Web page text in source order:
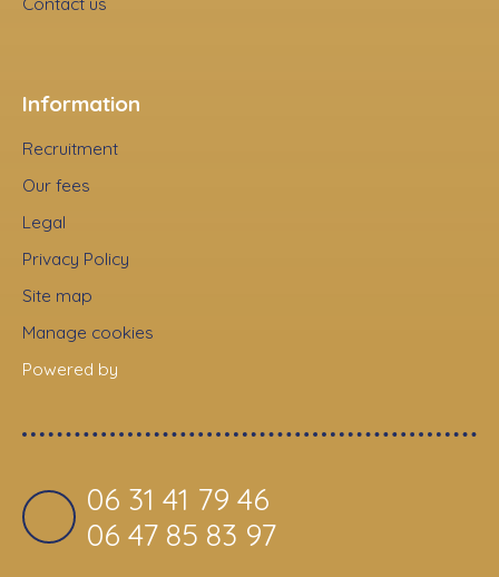
Information
Recruitment
Our fees
Legal
Privacy Policy
Site map
Manage cookies
Powered by
06 31 41 79 46
06 47 85 83 97